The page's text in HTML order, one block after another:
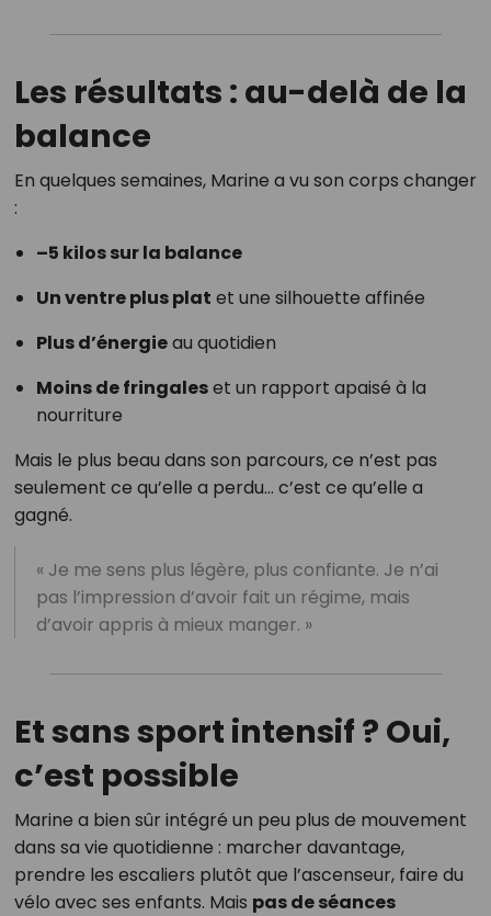
Les résultats : au-delà de la
balance
En quelques semaines, Marine a vu son corps changer
:
–5 kilos sur la balance
Un ventre plus plat et une silhouette affinée
Plus d’énergieau quotidien
Moins de fringaleset un rapport apaisé à la
nourriture
Mais le plus beau dans son parcours, ce n’est pas
seulement ce qu’elle a perdu… c’est ce qu’elle a
gagné.
« Je me sens plus légère, plus confiante. Je n’ai
pas l’impression d’avoir fait un régime, mais
d’avoir appris à mieux manger. »
Et sans sport intensif ? Oui,
c’est possible
Marine a bien sûr intégré un peu plus de mouvement
dans sa vie quotidienne : marcher davantage,
prendre les escaliers plutôt que l’ascenseur, faire du
vélo avec ses enfants. Mais pas de séances